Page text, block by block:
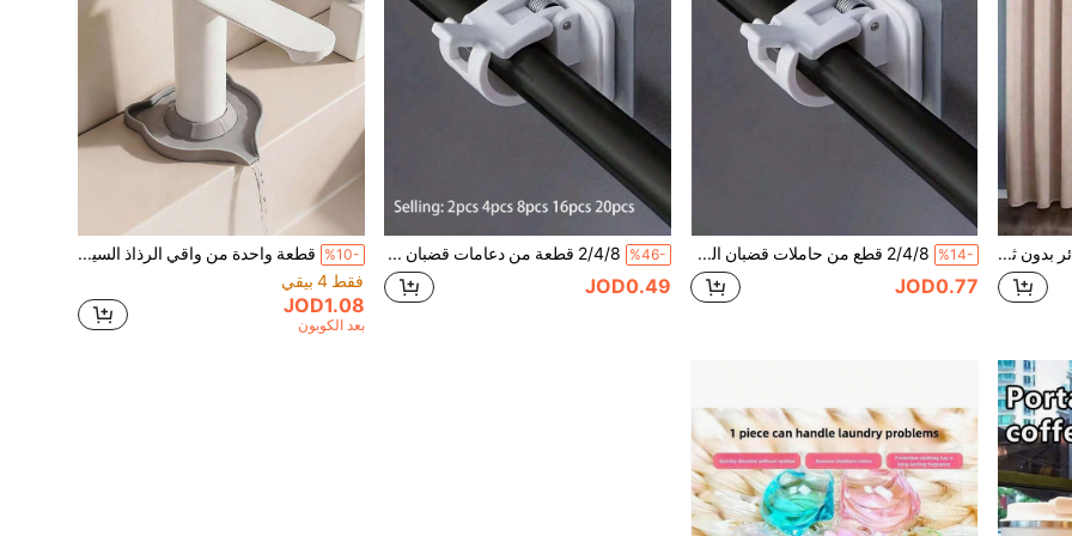
24-2 قطعة. حامل الستائر بدون ثقب مع لاصق ذاتي، حامل جداري لاصق، مشابك تعليق، خطاطيف تثبيت ستائر قوية. تركيب قضبان الستائر بدون مسامير. خطاطيف الستائر قابلة للتعديل. مناسبة للحمامات والمطابخ والفنادق والغرف النوم، رفوف تخزين الحمام، رفوف خلف الباب، رفوف مناشف المطبخ، خطاطيف الحائط، شماعات الحائط، رفوف مفاتيح الحائط، شماعات المعاطف. %14- 2/4/8 قطع من حاملات قضبان الستائر اللاصقة ذاتياً، تعديل خطافات قضبان الستائر، مشابك قضبان الستائر القابلة للتوسيع، مناسبة للمنزل والمعيشة والنوم والمطبخ والحمام وفنادق قضبان الستائر
JOD0.77
%46- 2/4/8 قطعة من دعامات قضبان الستائر اللاصقة ذاتيًا، خطافات قضبان الستائر، خطافات قضبان الستائر القابلة للتعديل، قضبان ستائر الحمام، خطافات مثبتة على الحائط، خطافات لاصقة قوية للأبواب في المطبخ والحمام، مناسبة للمنزل والغرفة المعيشية والنوم والمطبخ والحمام والفنادق
JOD0.49
%10-
قطعة واحدة من واقي الرذاذ السيليكوني للحنفية، مانع للتسرب والرجوع للخلف، تصميم كرتوني لوسادة الرذاذ، اكسسوارات حوض المطبخ، حافة قابلة للتقليم، مناسبة لحوض الحمام وحوض المطبخ وحامل الأطباق، أداة مطبخ عملية
فقط 4 بيقي
JOD1.08
بعد الكوبون